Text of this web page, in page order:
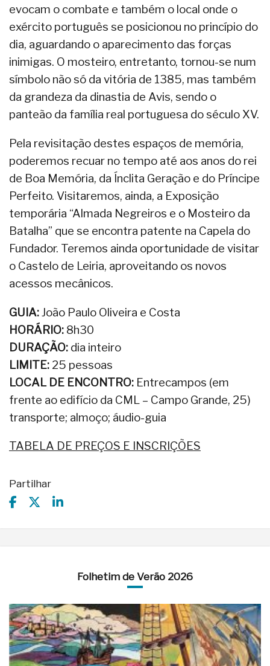
evocam o combate e também o local onde o
exército português se posicionou no princípio do
dia, aguardando o aparecimento das forças
inimigas. O mosteiro, entretanto, tornou-se num
símbolo não só da vitória de 1385, mas também
da grandeza da dinastia de Avis, sendo o
panteão da família real portuguesa do século XV.
Pela revisitação destes espaços de memória,
poderemos recuar no tempo até aos anos do rei
de Boa Memória, da Ínclita Geração e do Príncipe
Perfeito. Visitaremos, ainda, a Exposição
temporária “Almada Negreiros e o Mosteiro da
Batalha” que se encontra patente na Capela do
Fundador. Teremos ainda oportunidade de visitar
o Castelo de Leiria, aproveitando os novos
acessos mecânicos.
GUIA:João Paulo Oliveira e Costa
HORÁRIO: 8h30
DURAÇÃO: dia inteiro
LIMITE: 25 pessoas
LOCAL DE ENCONTRO: Entrecampos (em
frente ao edifício da CML – Campo Grande, 25)
transporte; almoço; áudio-guia
TABELA DE PREÇOS E INSCRIÇÕES
Partilhar
Folhetim de Verão 2026